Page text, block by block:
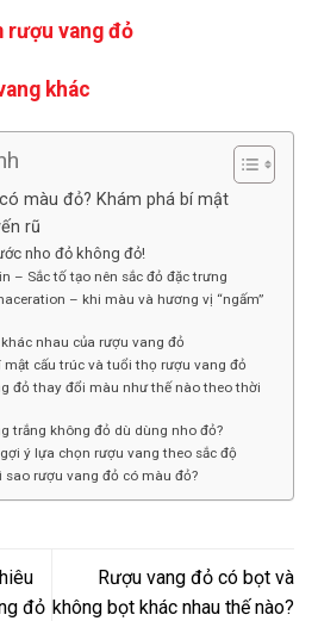
rượu vang đỏ
khác
màu đỏ? Khám phá bí mật
rũ
nho đỏ không đỏ!
– Sắc tố tạo nên sắc đỏ đặc trưng
– khi màu và hương vị “ngấm”
nhau của rượu vang đỏ
mật cấu trúc và tuổi thọ rượu vang đỏ
đỏ thay đổi màu như thế nào theo thời
trắng không đỏ dù dùng nho đỏ?
ý lựa chọn rượu vang theo sắc độ
sao rượu vang đỏ có màu đỏ?
đỏ
Rượu vang đỏ có bọt và
không bọt khác nhau thế nào?